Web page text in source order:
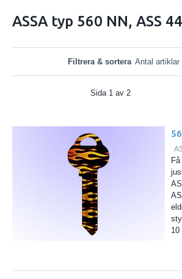
ASSA typ 560 NN, ASS 44
Filtrera & sortera Antal artiklar
Sida 1 av 2
10